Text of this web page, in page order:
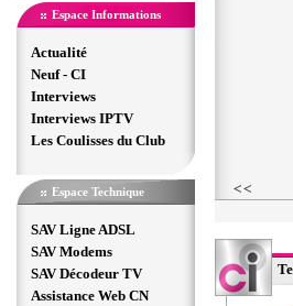
Espace Informations
Actualité
Neuf - CI
Interviews
Interviews IPTV
Les Coulisses du Club
Espace Technique
SAV Ligne ADSL
SAV Modems
SAV Décodeur TV
Assistance Web CN